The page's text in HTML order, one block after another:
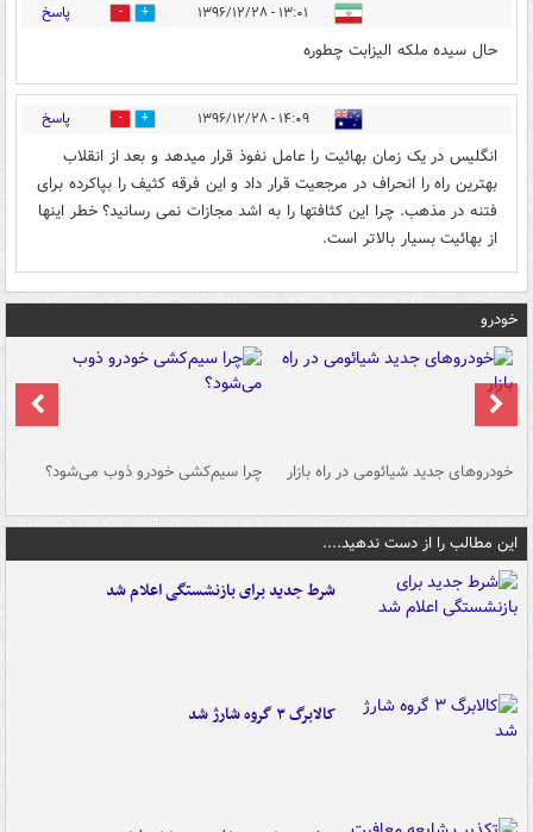
۱۳:۰۱ - ۱۳۹۶/۱۲/۲۸ 12 پاسخ
حال سیده ملکه الیزابت چطوره
۱۴:۰۹ - ۱۳۹۶/۱۲/۲۸ 11 پاسخ
انگلیس در یک زمان بهائیت را عامل نفوذ قرار میدهد و بعد از انقلاب
بهترین راه را انحراف در مرجعیت قرار داد و این فرقه کثیف را بپاکرده برای
فتنه در مذهب. چرا این کثافتها را به اشد مجازات نمی رسانید؟ خطر اینها
از بهائیت بسیار بالاتر است.
خودرو
خودروهای جدید شیائومی در راه بازار چرا سیم‌کشی خودرو ذوب می‌شود؟
این مطالب را از دست ندهید....
شرط جدید برای بازنشستگی اعلام شد
کالابرگ ۳ گروه شارژ شد